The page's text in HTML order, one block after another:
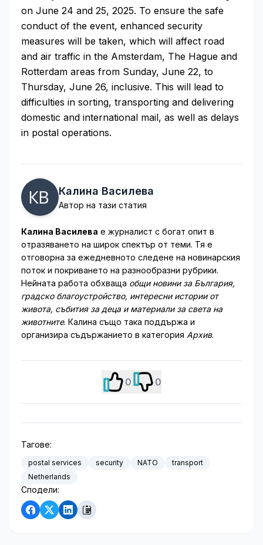
on June 24 and 25, 2025. To ensure the safe
conduct of the event, enhanced security
measures will be taken, which will affect road
and air traffic in the Amsterdam, The Hague and
Rotterdam areas from Sunday, June 22, to
Thursday, June 26, inclusive. This will lead to
difficulties in sorting, transporting and delivering
domestic and international mail, as well as delays
in postal operations.
Калина Василева
Автор на тази статия
Калина Василева е журналист с богат опит в
отразяването на широк спектър от теми. Тя е
отговорна за ежедневното следене на новинарския
поток и покриването на разнообразни рубрики.
Нейната работа обхваща общи новини за България,
градско благоустройство, интересни истории от
живота, събития за деца и материали за света на
животните. Калина също така поддържа и
организира съдържанието в категория Архив.
0 0
Тагове:
postal services security NATO
transport
Netherlands
Сподели: